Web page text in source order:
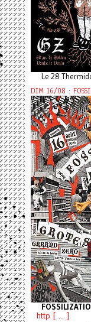
Le 28
DIM 16/08 :
http [ ... ]